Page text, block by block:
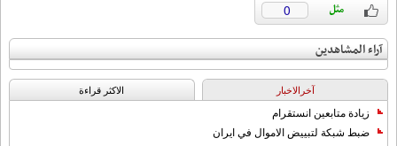
0
آراء المشاهدين
آخرالاخبار الاکثر قراءة
زيادة متابعين انستقرام
ضبط شبكة لتبييض الاموال في ايران